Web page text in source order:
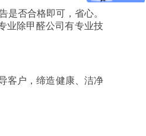
是否合格即可，省心。
业除甲醛公司有专业技
客户，缔造健康、洁净